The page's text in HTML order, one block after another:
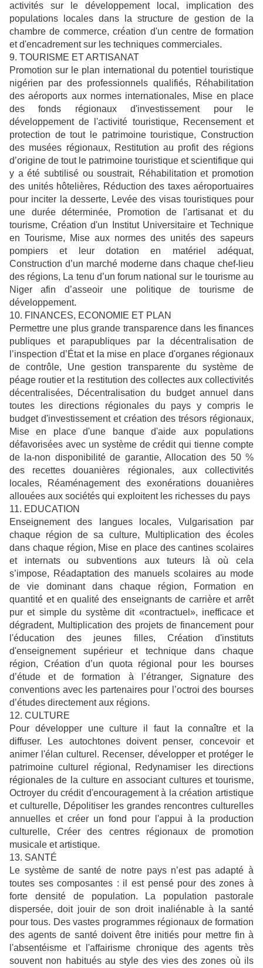
activités sur le développement local, implication des
populations locales dans la structure de gestion de la
chambre de commerce, création d'un centre de formation
et d'encadrement sur les techniques commerciales.
9. TOURISME ET ARTISANAT
Promotion sur le plan international du potentiel touristique
nigérien par des professionnels qualifiés, Réhabilitation
des aéroports aux normes internationales, Mise en place
des fonds régionaux d'investissement pour le
développement de l'activité touristique, Recensement et
protection de tout le patrimoine touristique, Construction
des musées régionaux, Restitution au profit des régions
d’origine de tout le patrimoine touristique et scientifique qui
y a été subtilisé ou soustrait, Réhabilitation et promotion
des unités hôtelières, Réduction des taxes aéroportuaires
pour inciter la desserte, Levée des visas touristiques pour
une durée déterminée, Promotion de l'artisanat et du
tourisme, Création d'un Institut Universitaire et Technique
en Tourisme, Mise aux normes des unités des sapeurs
pompiers et leur dotation en matériel adéquat,
Construction d’un marché moderne dans chaque chef-lieu
des régions, La tenu d’un forum national sur le tourisme au
Niger afin d’asseoir une politique de tourisme de
développement.
10. FINANCES, ECONOMIE ET PLAN
Permettre une plus grande transparence dans les finances
publiques et parapubliques par la décentralisation de
l’inspection d’État et la mise en place d'organes régionaux
de contrôle, Une gestion transparente du système de
péage routier et la restitution des collectes aux collectivités
décentralisées, Décentralisation du budget annuel dans
toutes les directions régionales du pays y compris le
budget d'investissement et création des trésors régionaux,
Mise en place d'une banque d'aide aux populations
défavorisées avec un système de crédit qui tienne compte
de la-non disponibilité de garantie, Allocation des 50 %
des recettes douanières régionales, aux collectivités
locales, Réaménagement des exonérations douanières
allouées aux sociétés qui exploitent les richesses du pays
11. EDUCATION
Enseignement des langues locales, Vulgarisation par
chaque région de sa culture, Multiplication des écoles
dans chaque région, Mise en place des cantines scolaires
et internats ou subventions aux tuteurs là où cela
s’impose, Réadaptation des manuels scolaires au mode
de vie dominant dans chaque région, Formation en
quantité et en qualité des enseignants de carrière et arrêt
pur et simple du système dit «contractuel», inefficace et
dégradent, Multiplication des projets de financement pour
l'éducation des jeunes filles, Création d'instituts
d'enseignement supérieur et technique dans chaque
région, Création d’un quota régional pour les bourses
d’étude et de formation à l’étranger, Signature des
conventions avec les partenaires pour l’octroi des bourses
d’études directement aux régions.
12. CULTURE
Pour développer une culture il faut la connaître et la
diffuser. Les autochtones doivent penser, concevoir et
animer l'élan culturel. Recenser, développer et protéger le
patrimoine culturel régional, Redynamiser les directions
régionales de la culture en associant cultures et tourisme,
Octroyer du crédit d'encouragement à la création artistique
et culturelle, Dépolitiser les grandes rencontres culturelles
annuelles et créer un fond pour l'appui à la production
culturelle, Créer des centres régionaux de promotion
musicale et artistique.
13. SANTÉ
Le système de santé de notre pays n’est pas adapté à
toutes ses composantes : il est pensé pour des zones à
forte densité de population. La population pastorale
dispersée, doit jouir de son droit inaliénable à la santé
pour tous. Des vastes programmes régionaux de formation
des agents de santé doivent être initiés pour mettre fin à
l'absentéisme et l'affairisme chronique des agents très
souvent non habitués au style des vies des zones où ils